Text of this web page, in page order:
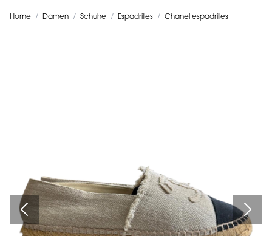
Home / Damen / Schuhe / Espadrilles / Chanel espadrilles